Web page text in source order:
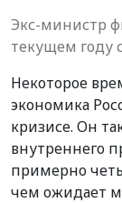
Экс-министр
текущем году
Некоторое
экономика
кризисе. Он
внутреннего
примерно
чем ожидает